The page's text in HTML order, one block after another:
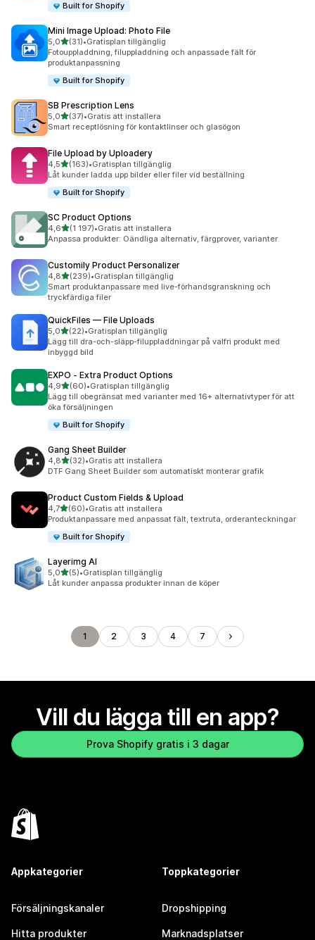
Built for Shopify
Mini Image Upload: Photo File
5,0av 5 stjärnor
(31)
31 recensioner totalt
•Gratisplan tillgänglig
Fotouppladdning, filuppladdning och anpassade fält för
produktanpassning
Built for Shopify
SB Prescription Lens
5,0av 5 stjärnor
(37)
37 recensioner totalt
•Gratis att installera
Smart receptlösning för kontaktlinser och glasögon
File Upload by Uploadery
4,5av 5 stjärnor
(163)
163 recensioner totalt
•Gratisplan tillgänglig
Låt kunder ladda upp bilder eller filer vid beställning
Built for Shopify
SC Product Options
4,6av 5 stjärnor
(1 197)
1197 recensioner totalt
•Gratis att installera
Anpassa produkter: Oändliga alternativ, färgprover, varianter
Customily Product Personalizer
4,8av 5 stjärnor
(239)
239 recensioner totalt
•Gratisplan tillgänglig
Smart produktanpassare med live-förhandsgranskning och
tryckfärdiga filer
QuickFiles — File Uploads
5,0av 5 stjärnor
(22)
22 recensioner totalt
•Gratisplan tillgänglig
Lägg till dra-och-släpp-filuppladdningar på valfri produkt med
inbyggd bild
EXPO ‑ Extra Product Options
4,9av 5 stjärnor
(60)
60 recensioner totalt
•Gratisplan tillgänglig
Lägg till obegränsat med varianter med 16+ alternativtyper för att
öka försäljningen
Built for Shopify
Gang Sheet Builder
4,8av 5 stjärnor
(32)
32 recensioner totalt
•Gratis att installera
DTF Gang Sheet Builder som automatiskt monterar grafik
Product Custom Fields & Upload
4,7av 5 stjärnor
(60)
60 recensioner totalt
•Gratis att installera
Produktanpassare med anpassat fält, textruta, orderanteckningar
Built for Shopify
Layerimg AI
5,0av 5 stjärnor
(5)
5 recensioner totalt
•Gratisplan tillgänglig
Låt kunder anpassa produkter innan de köper
1 2 3 4 7
Vill du lägga till en app?
Prova Shopify gratis i 3 dagar
Appkategorier
Försäljningskanaler
Hitta produkter
Toppkategorier
Dropshipping
Marknadsplatser